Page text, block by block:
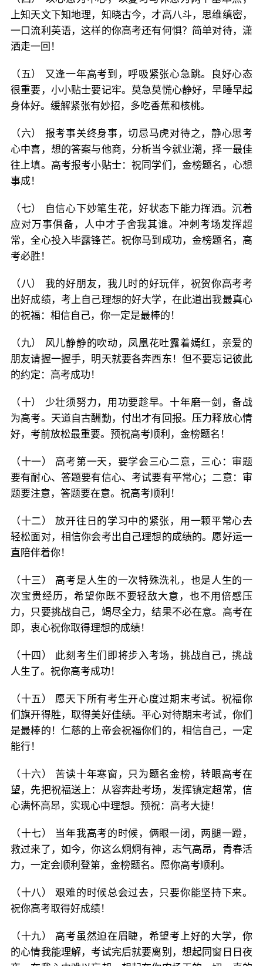
上知天文下知地理，知晓古今，才高八斗，思维缜密，
一口流利英语，这样的你高考还有何惧？简单对待，潇
洒走一回！
（五） 又逢一年高考到，呼吸紧张心急跳。良好心态
很重要，小小贴士要记牢。莫急莫慌心静好，早睡早起
身体好。缓解紧张有妙招，多吃香蕉和核桃。
（六） 报考事关终身事，切忌马虎对待之，静心思考
心中喜，想的答案与他商，分析当今就业潮，择一最佳
往上填。高考报考小贴士：祝同学们，金榜题名，心想
事成！
（七） 自信心下妙笔生花，好状态下能力挥洒。沉着
应对万事俱备，人中才子舍我其谁。冲刺考场发挥超
常，全心投入毕露锋芒。祝你马到成功，金榜题名，高
考必胜！
（八） 我的好朋友，我儿时的好玩伴，祝贺你高考考
出好成绩，考上自己理想的好大学，在此道出我最真心
的祝福：相信自己，你一定是最棒的！
（九） 风儿静静的吹动，凤凰花吐露着嫣红，亲爱的
朋友请握一握手，明天就要各奔西东！但不要忘记彼此
的约定：高考成功！
（十） 少壮须努力，用功要趁早。十年磨一剑，备战
为高考。天道自古酬勤，付出才有回报。压力释放心情
好，考前放松最重要。预祝高考顺利，金榜题名！
（十一） 高考第一天，要学会三心二意，三心：审题
要有耐心、答题要有信心、考试要有平常心；二意：审
题要注意，答题要在意。祝高考顺利！
（十二） 放开往日的学习中的紧张，用一颗平常心去
轻松面对，相信你会考出自己理想的成绩的。愿好运一
直陪伴着你！
（十三） 高考是人生的一次特殊洗礼，也是人生的一
次宝贵经历，希望你既不要轻敌大意，也不用倍感压
力，只要挑战自己，竭尽全力，结果不必在意。高考在
即，衷心祝你取得理想的成绩！
（十四） 此刻考生们即将步入考场，挑战自己，挑战
人生了。祝你高考成功！
（十五） 愿天下所有考生开心度过期末考试。祝福你
们旗开得胜，取得美好佳绩。平心对待期末考试，你们
是最棒的！仁慈的上帝会祝福你们的，相信自己，一定
能行！
（十六） 苦读十年寒窗，只为题名金榜，转眼高考在
望，先把祝福送上：从容奔赴考场，发挥镇定超常，信
心满怀高昂，实现心中理想。预祝：高考大捷！
（十七） 当年我高考的时候，俩眼一闭，两腿一蹬，
救过来了，如今，你这么炯炯有神，志气高昂，青春活
力，一定会顺利登第，金榜题名。愿你高考顺利。
（十八） 艰难的时候总会过去，只要你能坚持下来。
祝你高考取得好成绩！
（十九） 高考虽然迫在眉睫，希望考上好的大学，你
的心情我能理解，考试完后就要离别，想起同窗日日夜